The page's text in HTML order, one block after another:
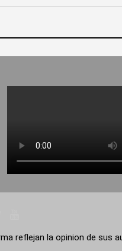
reflejan la opinion de sus